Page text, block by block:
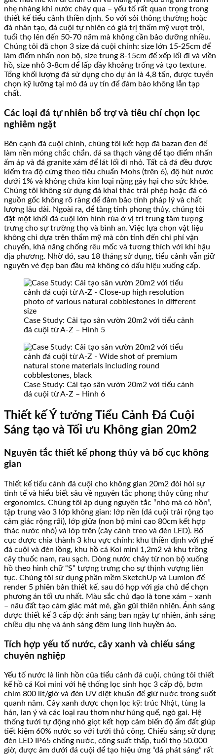
nhẹ nhàng khi nước chảy qua – yếu tố rất quan trọng trong
thiết kế tiểu cảnh thiền định. So với sỏi thông thường hoặc
đá nhân tạo, đá cuội tự nhiên có giá trị thẩm mỹ vượt trội,
tuổi thọ lên đến 50-70 năm mà không cần bảo dưỡng nhiều.
Chúng tôi đã chọn 3 size đá cuội chính: size lớn 15-25cm để
làm điểm nhấn non bộ, size trung 8-15cm để xếp lối đi và viền
hồ, size nhỏ 3-8cm để lấp đầy khoảng trống và tạo texture.
Tổng khối lượng đá sử dụng cho dự án là 4,8 tấn, được tuyển
chọn kỹ lưỡng tại mỏ đá uy tín để đảm bảo không lẫn tạp
chất.
Các loại đá tự nhiên bổ trợ và tiêu chí chọn lọc
nghiêm ngặt
Bên cạnh đá cuội chính, chúng tôi kết hợp đá bazan đen để
làm nền móng chắc chắn, đá sa thạch vàng để tạo điểm nhấn
ấm áp và đá granite xám để lát lối đi nhỏ. Tất cả đá đều được
kiểm tra độ cứng theo tiêu chuẩn Mohs (trên 6), độ hút nước
dưới 1% và không chứa kim loại nặng gây hại cho sức khỏe.
Chúng tôi không sử dụng đá khai thác trái phép hoặc đá có
nguồn gốc không rõ ràng để đảm bảo tính pháp lý và chất
lượng lâu dài. Ngoài ra, để tăng tính phong thủy, chúng tôi
đặt một khối đá cuội lớn hình rùa ở vị trí trung tâm tượng
trưng cho sự trường thọ và bình an. Việc lựa chọn vật liệu
không chỉ dựa trên thẩm mỹ mà còn tính đến chi phí vận
chuyển, khả năng chống rêu mốc và tương thích với khí hậu
địa phương. Nhờ đó, sau 18 tháng sử dụng, tiểu cảnh vẫn giữ
nguyên vẻ đẹp ban đầu mà không có dấu hiệu xuống cấp.
Case Study: Cải tạo sân vườn 20m2 với tiểu cảnh
đá cuội từ A-Z – Hình 5
Case Study: Cải tạo sân vườn 20m2 với tiểu cảnh
đá cuội từ A-Z – Hình 6
Thiết kế Ý tưởng Tiểu Cảnh Đá Cuội
Sáng tạo và Tối ưu Không gian 20m2
Nguyên tắc thiết kế phong thủy và bố cục không
gian
Thiết kế tiểu cảnh đá cuội cho không gian 20m2 đòi hỏi sự
tinh tế và hiểu biết sâu về nguyên tắc phong thủy cũng như
ergonomics. Chúng tôi áp dụng nguyên tắc “nhỏ mà có hồn”,
tập trung vào 3 lớp không gian: lớp nền (đá cuội trải rộng tạo
cảm giác rộng rãi), lớp giữa (non bộ mini cao 80cm kết hợp
thác nước nhỏ) và lớp trên (cây cảnh treo và đèn LED). Bố
cục được chia thành 3 khu vực chính: khu thiền định với ghế
đá cuội và đèn lồng, khu hồ cá Koi mini 1,2m2 và khu trồng
cây thuốc nam, rau sạch. Dòng nước chảy từ non bộ xuống
hồ theo hình chữ “S” tượng trưng cho sự thịnh vượng liên
tục. Chúng tôi sử dụng phần mềm SketchUp và Lumion để
render 5 phiên bản thiết kế, sau đó họp với gia chủ để chọn
phương án tối ưu nhất. Màu sắc chủ đạo là tone xám – xanh
– nâu đất tạo cảm giác mát mẻ, gần gũi thiên nhiên. Ánh sáng
được thiết kế 3 cấp độ: ánh sáng ban ngày tự nhiên, ánh sáng
chiều dịu nhẹ và ánh sáng đêm lung linh huyền ảo.
Tích hợp yếu tố nước, cây xanh và chiếu sáng
chuyên nghiệp
Yếu tố nước là linh hồn của tiểu cảnh đá cuội, chúng tôi thiết
kế hồ cá Koi mini với hệ thống lọc sinh học 3 cấp độ, bơm
chìm 800 lít/giờ và đèn UV diệt khuẩn để giữ nước trong suốt
quanh năm. Cây xanh được chọn lọc kỹ: trúc Nhật, tùng la
hán, lan ý và các loại rau thơm như húng quế, ngò gai. Hệ
thống tưới tự động nhỏ giọt kết hợp cảm biến độ ẩm đất giúp
tiết kiệm 60% nước so với tưới thủ công. Chiếu sáng sử dụng
đèn LED IP65 chống nước, công suất thấp, tuổi thọ 50.000
giờ, được âm dưới đá cuội để tạo hiệu ứng “đá phát sáng” rất